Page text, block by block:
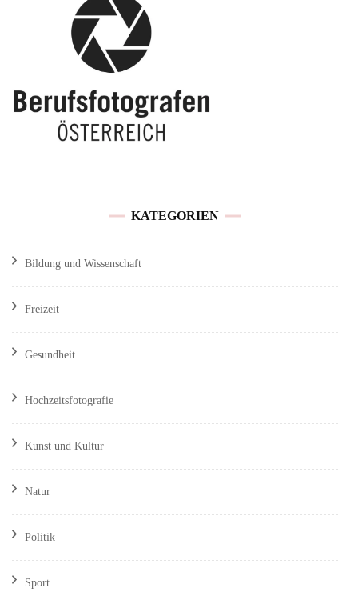
KATEGORIEN
Bildung und Wissenschaft
Freizeit
Gesundheit
Hochzeitsfotografie
Kunst und Kultur
Natur
Politik
Sport